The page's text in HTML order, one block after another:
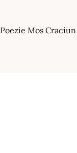
Poezie Mos Craciun